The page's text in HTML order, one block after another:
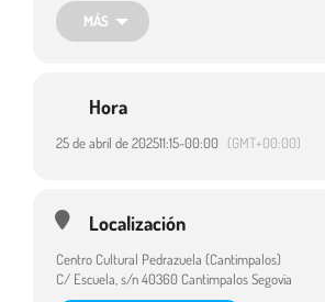
de personajes.
Género: Teatro. Estilo: Musical. Duración: 60 min.
Destinatarios:Público familiar
MÁS
Hora
25 de abril de 202511:15-00:00 (GMT+00:00)
Localización
Centro Cultural Pedrazuela (Cantimpalos)
C/ Escuela, s/n 40360 Cantimpalos Segovia